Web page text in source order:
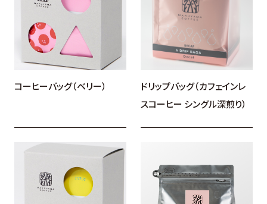
コーヒーバッグ（ベリー）
ドリップバッグ（カフェインレ
スコーヒー シングル深煎り）